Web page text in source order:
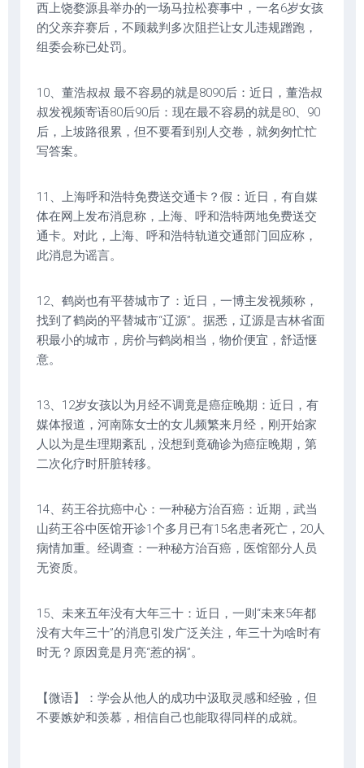
西上饶婺源县举办的一场马拉松赛事中，一名6岁女孩
的父亲弃赛后，不顾裁判多次阻拦让女儿违规蹭跑，
组委会称已处罚。
10、董浩叔叔 最不容易的就是8090后：近日，董浩叔
叔发视频寄语80后90后：现在最不容易的就是80、90
后，上坡路很累，但不要看到别人交卷，就匆匆忙忙
写答案。
11、上海呼和浩特免费送交通卡？假：近日，有自媒
体在网上发布消息称，上海、呼和浩特两地免费送交
通卡。对此，上海、呼和浩特轨道交通部门回应称，
此消息为谣言。
12、鹤岗也有平替城市了：近日，一博主发视频称，
找到了鹤岗的平替城市“辽源”。据悉，辽源是吉林省面
积最小的城市，房价与鹤岗相当，物价便宜，舒适惬
意。
13、12岁女孩以为月经不调竟是癌症晚期：近日，有
媒体报道，河南陈女士的女儿频繁来月经，刚开始家
人以为是生理期紊乱，没想到竟确诊为癌症晚期，第
二次化疗时肝脏转移。
14、药王谷抗癌中心：一种秘方治百癌：近期，武当
山药王谷中医馆开诊1个多月已有15名患者死亡，20人
病情加重。经调查：一种秘方治百癌，医馆部分人员
无资质。
15、未来五年没有大年三十：近日，一则“未来5年都
没有大年三十”的消息引发广泛关注，年三十为啥时有
时无？原因竟是月亮“惹的祸”。
【微语】：学会从他人的成功中汲取灵感和经验，但
不要嫉妒和羡慕，相信自己也能取得同样的成就。